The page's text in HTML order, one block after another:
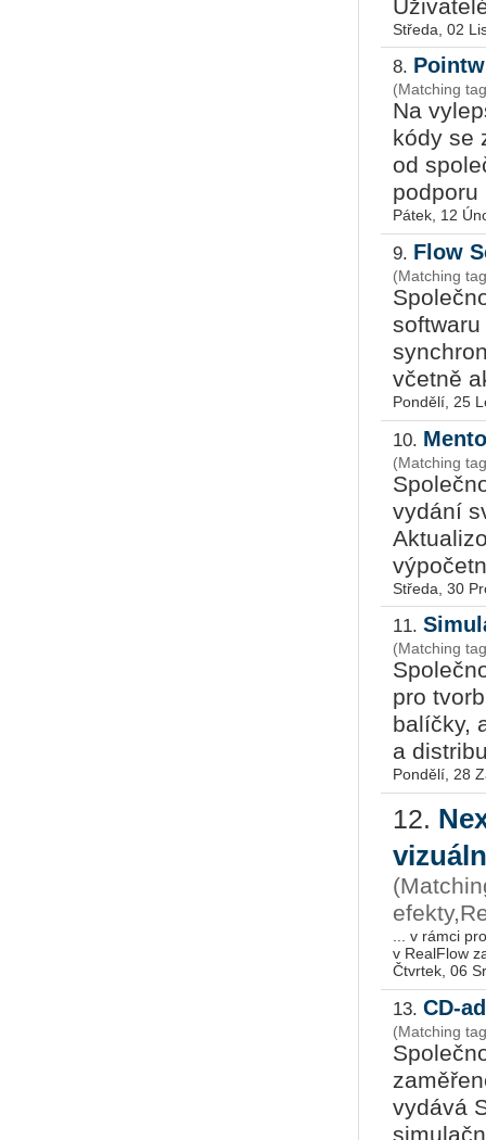
Středa, 02
8.
(Matching
Na
kódy se
od
podporu
Pátek, 12
9. Flow
(Matching
včetně
Pondělí, 25
10.
(Matching
vydání
Středa, 30
11.
(Matching
pro
balíčky,
a
Pondělí, 28
12.
... v rámci
Čtvrtek, 06
13. CD-
(Matching
vydává